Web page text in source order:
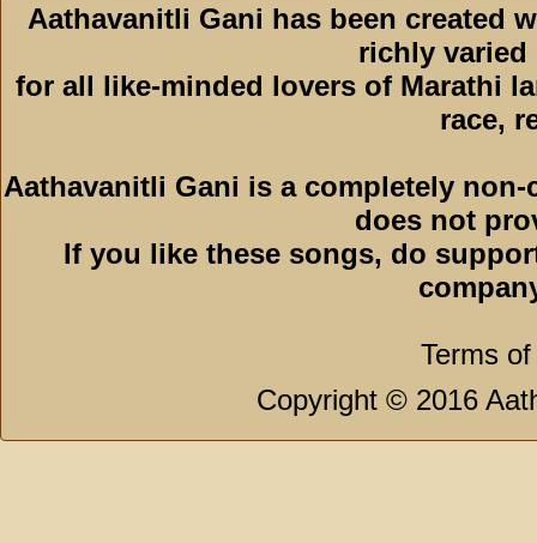
Aathavanitli Gani has been created
richly varied
for all like-minded lovers of Marathi
race,
Aathavanitli Gani is a completely
does not
If you like these songs, do
Terms
Copyright © 2016